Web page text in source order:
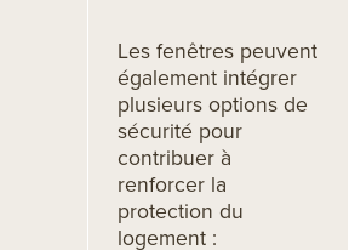
Les fenêtres peuvent
également intégrer
plusieurs options de
sécurité pour
contribuer à
renforcer la
protection du
logement :